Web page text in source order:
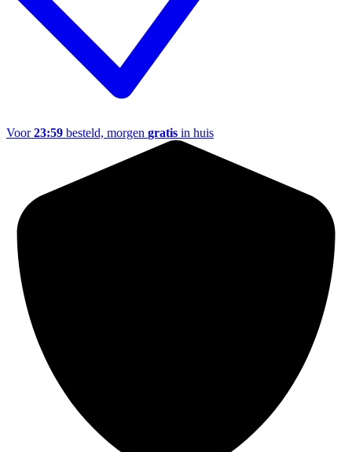
Voor23:59 besteld, morgen gratis in huis